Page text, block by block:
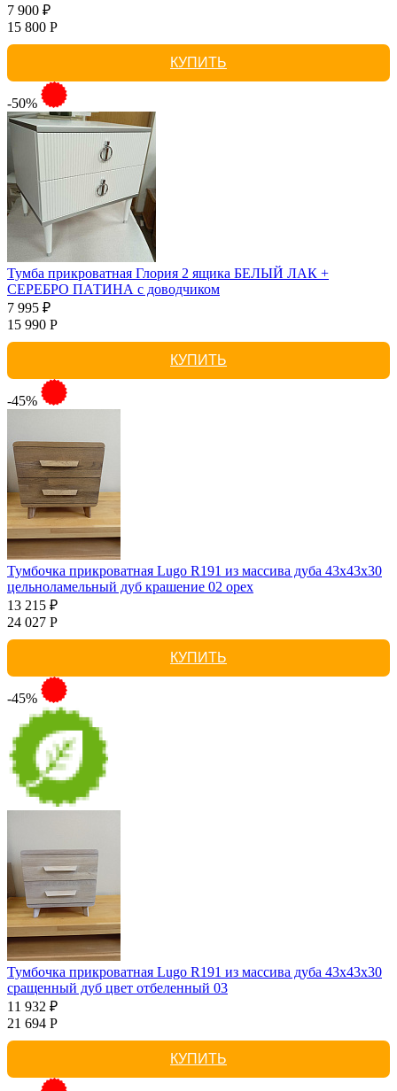
7 900 ₽
15 800 Р
КУПИТЬ
-50%
Тумба прикроватная Глория 2 ящика БЕЛЫЙ ЛАК +
СЕРЕБРО ПАТИНА с доводчиком
7 995 ₽
15 990 Р
КУПИТЬ
-45%
Тумбочка прикроватная Lugo R191 из массива дуба 43х43х30
цельноламельный дуб крашение 02 орех
13 215 ₽
24 027 Р
КУПИТЬ
-45%
Тумбочка прикроватная Lugo R191 из массива дуба 43х43х30
сращенный дуб цвет отбеленный 03
11 932 ₽
21 694 Р
КУПИТЬ